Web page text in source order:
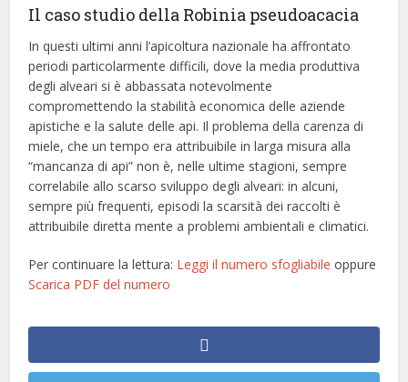
Il caso studio della Robinia pseudoacacia
In questi ultimi anni l’apicoltura nazionale ha affrontato
periodi particolarmente difficili, dove la media produttiva
degli alveari si è abbassata notevolmente
compromettendo la stabilità economica delle aziende
apistiche e la salute delle api. Il problema della carenza di
miele, che un tempo era attribuibile in larga misura alla
“mancanza di api” non è, nelle ultime stagioni, sempre
correlabile allo scarso sviluppo degli alveari: in alcuni,
sempre più frequenti, episodi la scarsità dei raccolti è
attribuibile diretta mente a problemi ambientali e climatici.
Per continuare la lettura: Leggi il numero sfogliabile oppure
Scarica PDF del numero